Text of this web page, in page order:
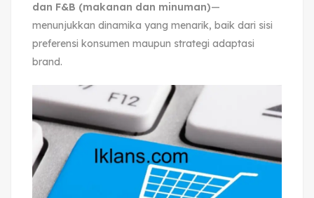
dan F&B (makanan dan minuman)—
menunjukkan dinamika yang menarik, baik dari sisi
preferensi konsumen maupun strategi adaptasi
brand.